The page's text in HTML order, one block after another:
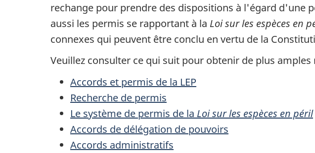
rechange pour prendre des dispositions à l'égard d'une
aussi les permis se rapportant à la Loi sur les espèces en
connexes qui peuvent être conclu en vertu de la
Veuillez consulter ce qui suit pour obtenir de plus
Accords et permis de la LEP
Recherche de permis
Le système de permis de la Loi sur les espèces en péril
Accords de délégation de pouvoirs
Accords administratifs